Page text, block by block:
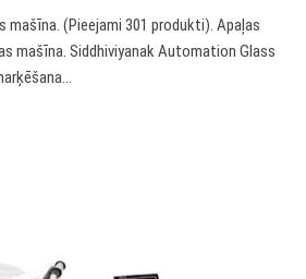
mašīna. (Pieejami 301 produkti). Apaļas
mašīna. Siddhiviyanak Automation Glass